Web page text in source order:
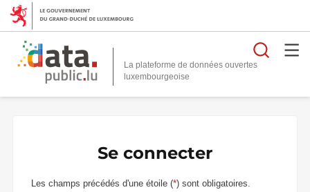
La plateforme de données ouvertes
Se connecter
Les champs précédés d'une étoile (*) sont obligatoires.